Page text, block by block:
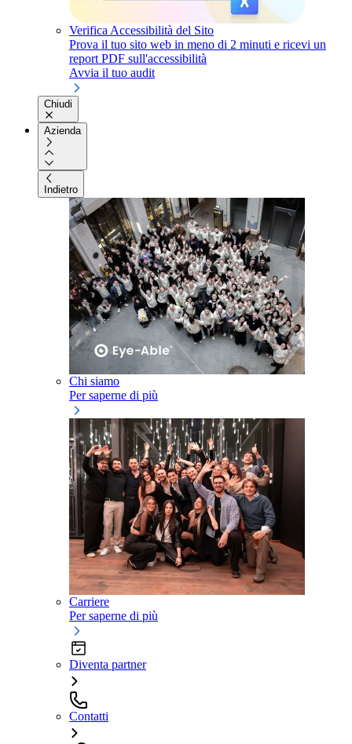
Verifica Accessibilità del Sito
Prova il tuo sito web in meno di 2 minuti e ricevi un
report PDF sull'accessibilità
Avvia il tuo audit
Chiudi
Azienda
Indietro
Chi siamo
Per saperne di più
Carriere
Per saperne di più
Diventa partner
Contatti